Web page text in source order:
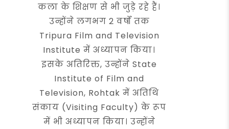
कला के शिक्षण से भी जुड़े रहे हैं।
उन्होंने लगभग 2 वर्षों तक
Tripura Film and Television
Institute में अध्यापन किया।
इसके अतिरिक्त, उन्होंने State
Institute of Film and
Television, Rohtak में अतिथि
संकाय (Visiting Faculty) के रूप
में भी अध्यापन किया। उन्होंने